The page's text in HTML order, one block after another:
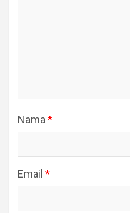
Nama *
Email *